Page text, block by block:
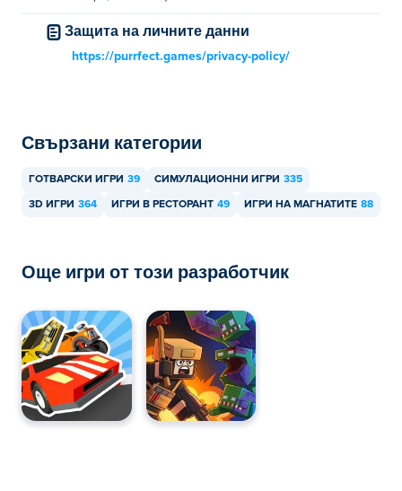
Защита на личните данни
https://purrfect.games/privacy-policy/
Свързани категории
ГОТВАРСКИ ИГРИ 39 СИМУЛАЦИОННИ ИГРИ 335
3D ИГРИ 364 ИГРИ В РЕСТОРАНТ 49 ИГРИ НА МАГНАТИТЕ 88
Още игри от този разработчик